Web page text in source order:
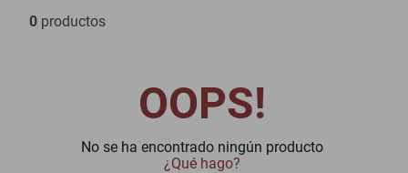
0 productos
OOPS!
No se ha encontrado ningún producto
¿Qué hago?
oppo